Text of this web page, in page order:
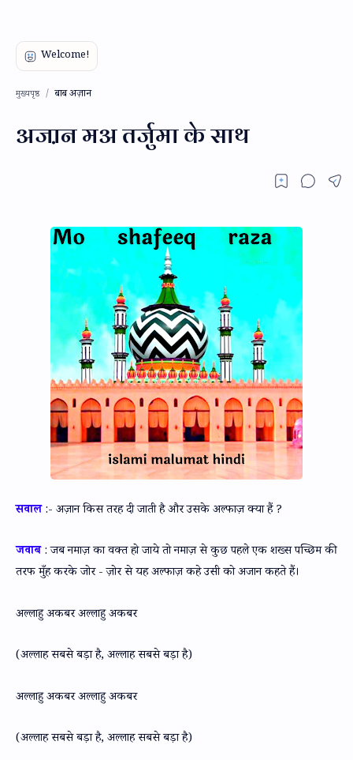
मुख्यपृष्ठ बाब अज़ान
अजा़न मअ तर्जुमा के साथ
सवाल:- अज़ान किस तरह दी जाती है और उसके अल्फाज़ क्या हैं ?
जवाब: जब नमाज़ का वक्त हो जाये तो नमाज़ से कुछ पहले एक शख्स पच्छिम की
तरफ मुँह करके जोर - ज़ोर से यह अल्फाज़ कहे उसी को अजान कहते हैं।
अल्लाहु अकबर अल्लाहु अकबर
(अल्लाह सबसे बड़ा है, अल्लाह सबसे बड़ा है)
अल्लाहु अकबर अल्लाहु अकबर
(अल्लाह सबसे बड़ा है, अल्लाह सबसे बड़ा है)